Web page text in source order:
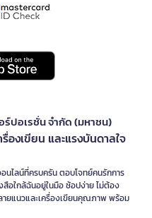
ร์ปอเรชั่น จำกัด (มหาชน)
องเขียน และแรงบันดาลใจ
นไลน์ที่ครบครัน ตอบโจทย์คนรักการ
อใกล้ฉันอยู่ในมือ ช้อปง่าย ไม่ต้อง
ายแนวและเครื่องเขียนคุณภาพ พร้อม